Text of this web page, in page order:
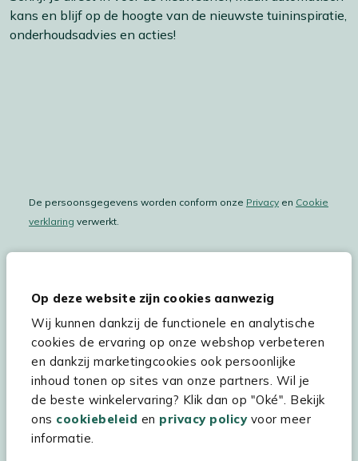
Op deze website zijn cookies aanwezig
Wij kunnen dankzij de functionele en analytische
cookies de ervaring op onze webshop verbeteren
en dankzij marketingcookies ook persoonlijke
inhoud tonen op sites van onze partners. Wil je
de beste winkelervaring? Klik dan op "Oké". Bekijk
ons cookiebeleid en privacy policyvoor meer
informatie.
kans en blijf op de hoogte van de nieuwste tuininspiratie,
onderhoudsadvies en acties!
De persoonsgegevens worden conform onze Privacy en Cookie
verklaring verwerkt.
Hulp & service
Assortiment
Kees Smit Tuinmeubelen
Experience Stores XXL